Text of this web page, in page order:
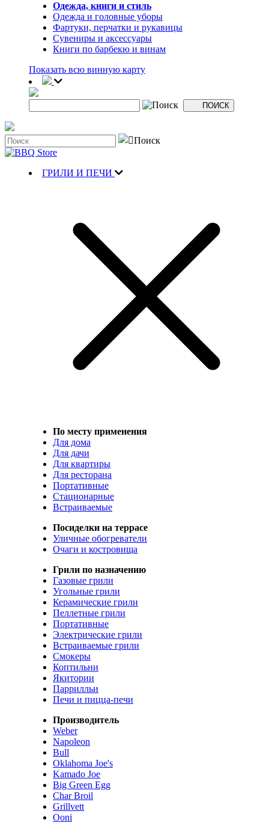
Одежда, книги и стиль
Одежда и головные уборы
Фартуки, перчатки и рукавицы
Сувениры и аксессуары
Книги по барбекю и винам
Показать всю винную карту
ГРИЛИ И ПЕЧИ
По месту применения
Для дома
Для дачи
Для квартиры
Для ресторана
Портативные
Стационарные
Встраиваемые
Посиделки на террасе
Уличные обогреватели
Очаги и костровища
Грили по назначению
Газовые грили
Угольные грили
Керамические грили
Пеллетные грили
Портативные
Электрические грили
Встраиваемые грили
Смокеры
Коптильни
Якитории
Паррилльи
Печи и пицца-печи
Производитель
Weber
Napoleon
Bull
Oklahoma Joe's
Kamado Joe
Big Green Egg
Char Broil
Grillvett
Ooni